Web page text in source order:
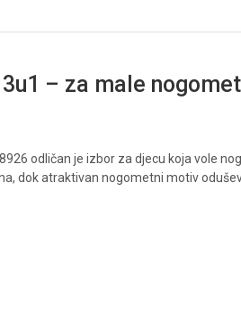
– za male
odličan je izbor za djecu koja vole
dok atraktivan nogometni motiv